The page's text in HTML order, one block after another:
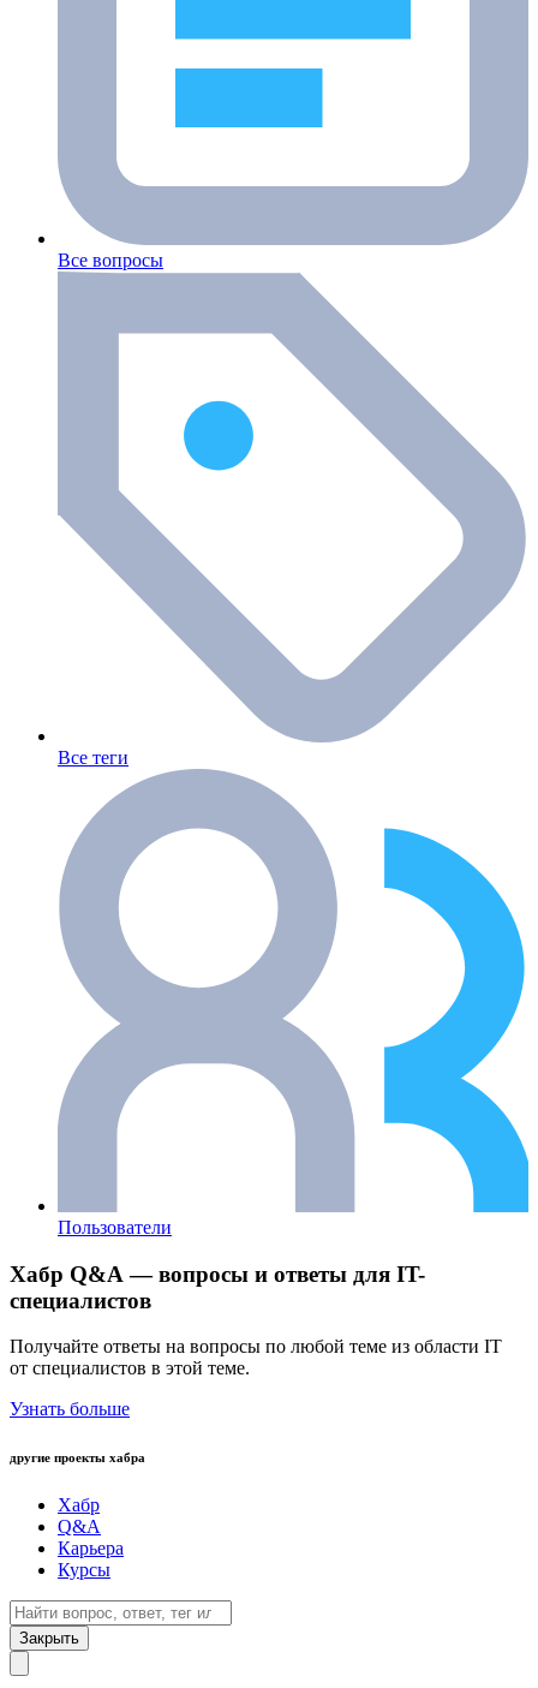
Все вопросы
Все теги
Пользователи
Хабр Q&A — вопросы и ответы для IT-
специалистов
Получайте ответы на вопросы по любой теме из области IT
от специалистов в этой теме.
Узнать больше
другие проекты хабра
Хабр
Q&A
Карьера
Курсы
Закрыть